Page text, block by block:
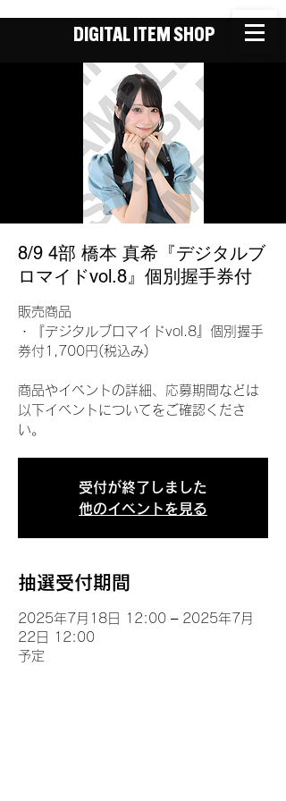
DIGITAL ITEM SHOP
8/9 4部 橋本 真希『デジタルブ
ロマイドvol.8』個別握手券付
販売商品
・『デジタルブロマイドvol.8』個別握手
券付1,700円(税込み)
商品やイベントの詳細、応募期間などは
以下イベントについてをご確認くださ
い。
受付が終了しました
他のイベントを見る
抽選受付期間
2025年7月18日 12:00 – 2025年7月
22日 12:00
予定